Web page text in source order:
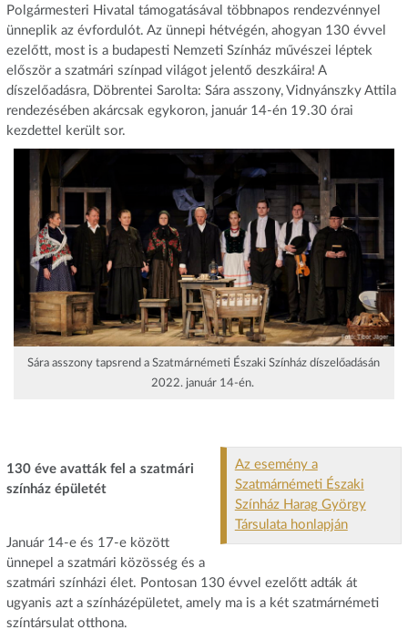
Polgármesteri Hivatal támogatásával többnapos rendezvénnyel
ünneplik az évfordulót. Az ünnepi hétvégén, ahogyan 130 évvel
ezelőtt, most is a budapesti Nemzeti Színház művészei léptek
először a szatmári színpad világot jelentő deszkáira! A
díszelőadásra, Döbrentei Sarolta: Sára asszony, Vidnyánszky Attila
rendezésében akárcsak egykoron, január 14-én 19.30 órai
kezdettel került sor.
Sára asszony tapsrend a Szatmárnémeti Északi Színház díszelőadásán
2022. január 14-én.
Az esemény a
Szatmárnémeti Északi
Színház Harag György
Társulata honlapján
130 éve avatták fel a szatmári
színház épületét
Január 14-e és 17-e között
ünnepel a szatmári közösség és a
szatmári színházi élet. Pontosan 130 évvel ezelőtt adták át
ugyanis azt a színházépületet, amely ma is a két szatmárnémeti
színtársulat otthona.